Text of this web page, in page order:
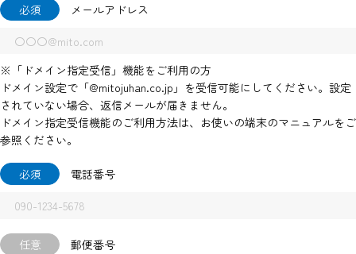
必須 メールアドレス
※「ドメイン指定受信」機能をご利用の方
ドメイン設定で「@mitojuhan.co.jp」を受信可能にしてください。設定
されていない場合、返信メールが届きません。
ドメイン指定受信機能のご利用方法は、お使いの端末のマニュアルをご
参照ください。
必須 電話番号
任意 郵便番号